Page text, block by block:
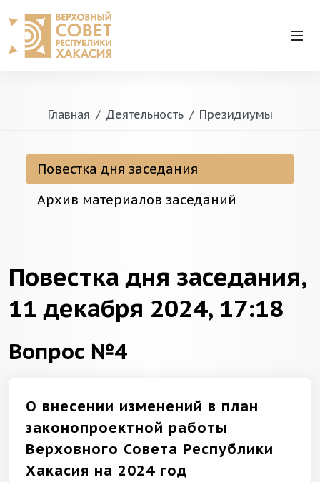
Главная Деятельность Президиумы
Повестка дня заседания
Архив материалов заседаний
Повестка дня заседания,
11 декабря 2024, 17:18
Вопрос №4
О внесении изменений в план
законопроектной работы
Верховного Совета Республики
Хакасия на 2024 год